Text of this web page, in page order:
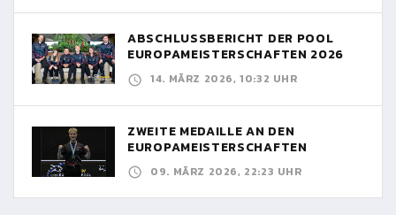
ABSCHLUSSBERICHT DER POOL
EUROPAMEISTERSCHAFTEN 2026
14. MÄRZ 2026, 10:32 UHR
ZWEITE MEDAILLE AN DEN
EUROPAMEISTERSCHAFTEN
09. MÄRZ 2026, 22:23 UHR